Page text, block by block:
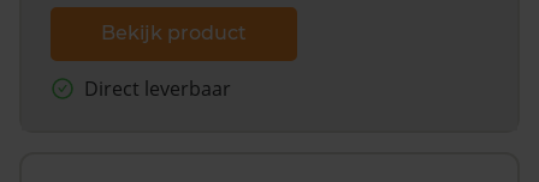
Bekijk product
Direct leverbaar